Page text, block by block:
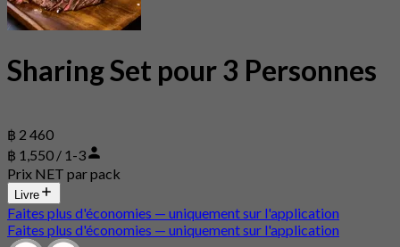
Sharing Set pour 3 Personnes
฿ 2 460
฿ 1,550 / 1-3
Prix NET par pack
Livre
Faites plus d'économies — uniquement sur l'application
Faites plus d'économies — uniquement sur l'application